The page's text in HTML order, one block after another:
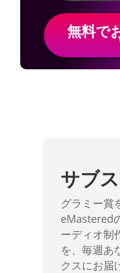
無料で
サブ
グラミー賞
eMastered
ーディオ制
を、毎週あ
クスにお届